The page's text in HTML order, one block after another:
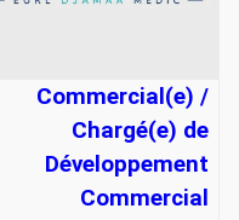
Commercial(e) /
Chargé(e) de
Développement
Commercial